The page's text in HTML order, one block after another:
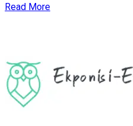
Read More